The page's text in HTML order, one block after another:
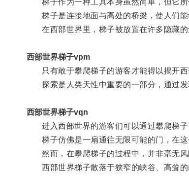
梯子作为一种工具本身虽然简单，但它所
梯子是连接地面与高处的桥梁，使人们能
在西部世界里，梯子被放置在许多隐藏的
西部世界梯子vpm
只有敢于攀爬梯子的游客才能得以揭开西
探索是人类天性中重要的一部分，通过发
西部世界梯子vqn
进入西部世界的游客们可以通过攀爬梯子
梯子仿佛是一扇通往无限可能的门，在这
然而，在攀爬梯子的过程中，并非毫无风
西部世界梯子散落于狭窄的峡谷、高耸的